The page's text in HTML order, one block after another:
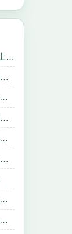
在慶祝建黨92周年暨“七一”表彰大會上的講話
在紀念抗日戰爭勝利60周年大會上的講話
廣西浦北縣直屬工委召開紀念中國共產黨成立89周年暨表彰大會
七一在慶祝中國共產黨建黨84周年暨先進表彰大會上的講話
在開展保持共產黨員先進性教育活動動員大會上的講話
廠長在慶祝中國共產黨成立83周年大會上的講話
七一慶祝建黨８４周年先進集體、先進個人表彰大會上的講話
教育局局長教師節慶祝表彰大會上的講話